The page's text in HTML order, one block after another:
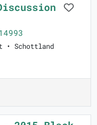
• Schottland